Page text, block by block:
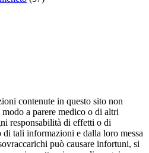
contenute in questo sito non
a parere medico o di altri
responsabilità di effetti o di
di tali informazioni e dalla loro messa
può causare infortuni, si